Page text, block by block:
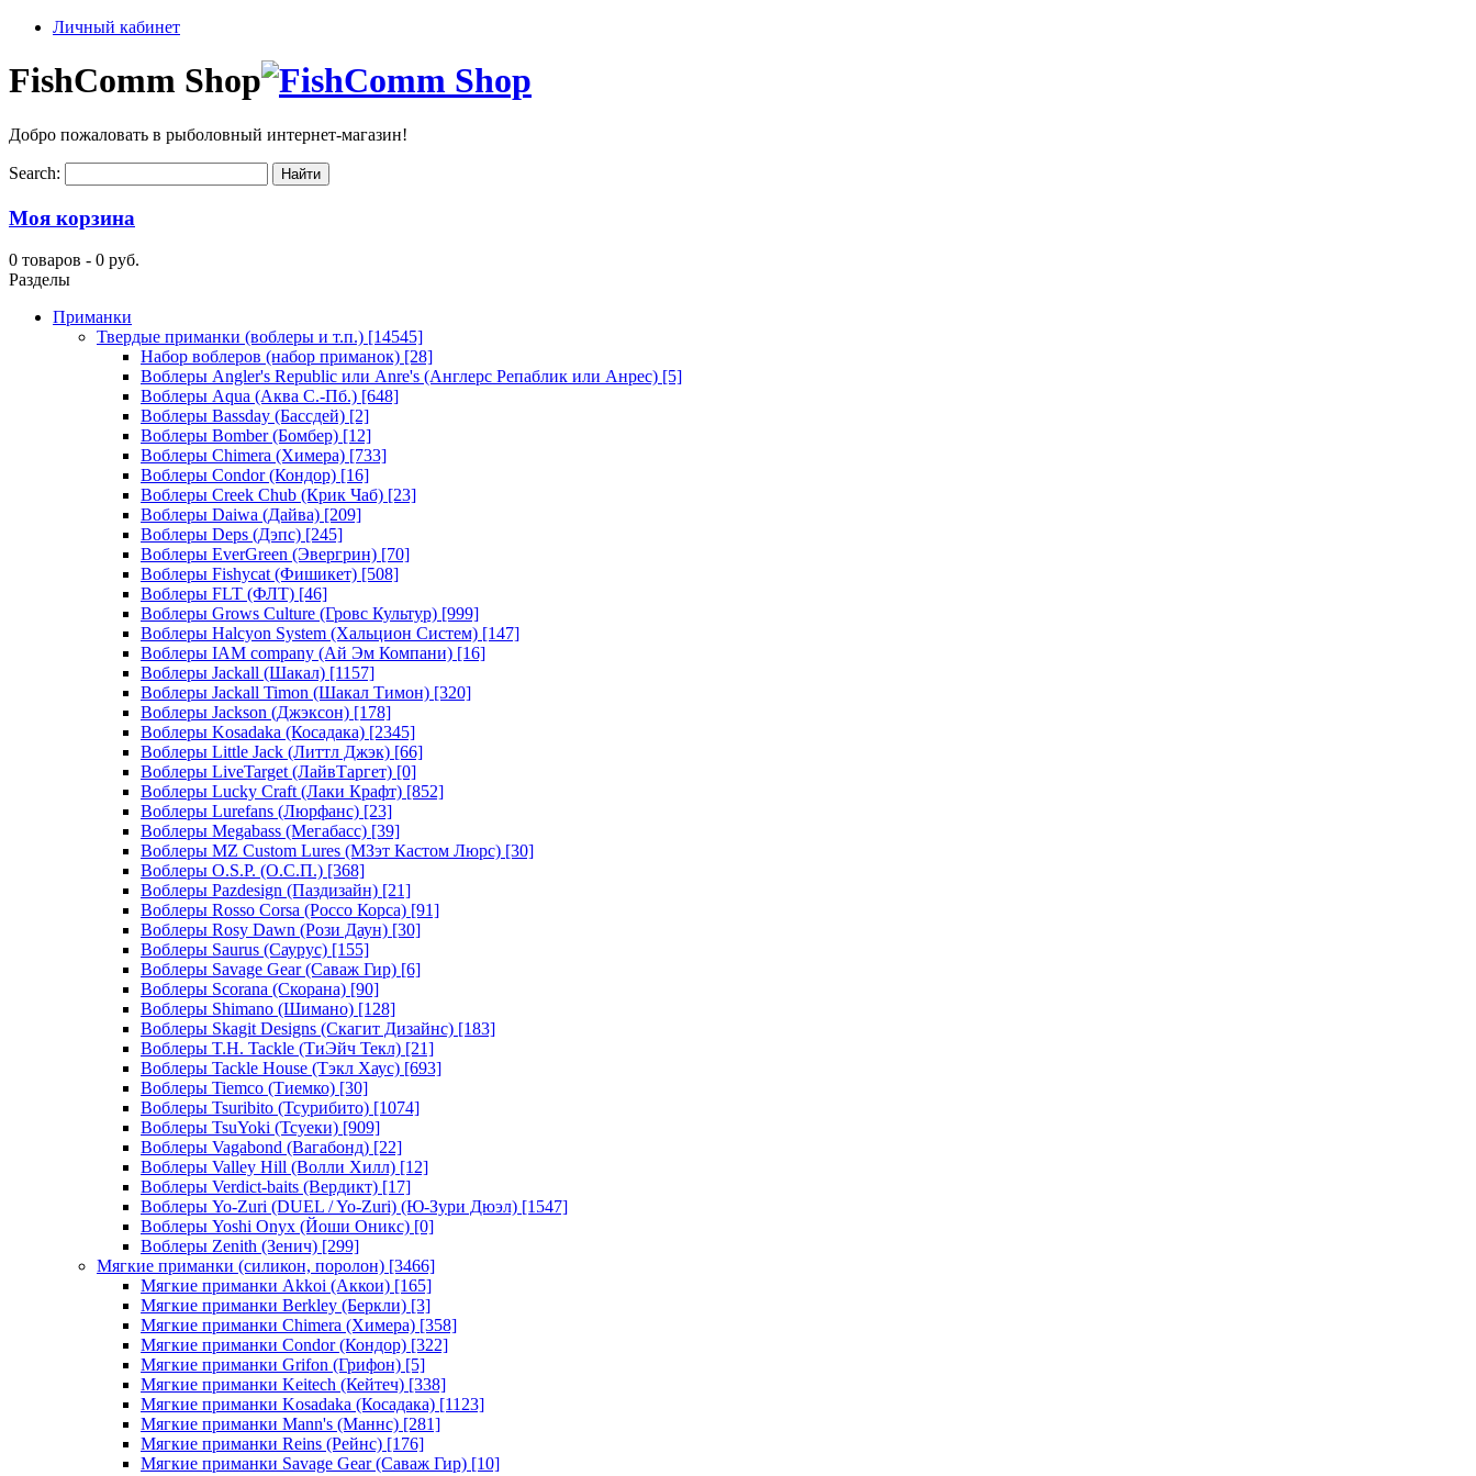
Личный кабинет
FishComm Shop
Добро пожаловать в рыболовный интернет-магазин!
Search:
Моя корзина
0 товаров - 0 руб.
Разделы
Приманки
Твердые приманки (воблеры и т.п.) [14545]
Набор воблеров (набор приманок) [28]
Воблеры Angler's Republic или Anre's (Англерс Репаблик или Анрес) [5]
Воблеры Aqua (Аква С.-Пб.) [648]
Воблеры Bassday (Бассдей) [2]
Воблеры Bomber (Бомбер) [12]
Воблеры Chimera (Химера) [733]
Воблеры Condor (Кондор) [16]
Воблеры Creek Chub (Крик Чаб) [23]
Воблеры Daiwa (Дайва) [209]
Воблеры Deps (Дэпс) [245]
Воблеры EverGreen (Эвергрин) [70]
Воблеры Fishycat (Фишикет) [508]
Воблеры FLT (ФЛТ) [46]
Воблеры Grows Culture (Гровс Культур) [999]
Воблеры Halcyon System (Хальцион Систем) [147]
Воблеры IAM company (Ай Эм Компани) [16]
Воблеры Jackall (Шакал) [1157]
Воблеры Jackall Timon (Шакал Тимон) [320]
Воблеры Jackson (Джэксон) [178]
Воблеры Kosadaka (Косадака) [2345]
Воблеры Little Jack (Литтл Джэк) [66]
Воблеры LiveTarget (ЛайвТаргет) [0]
Воблеры Lucky Craft (Лаки Крафт) [852]
Воблеры Lurefans (Люрфанс) [23]
Воблеры Megabass (Мегабасс) [39]
Воблеры MZ Custom Lures (МЗэт Кастом Люрс) [30]
Воблеры O.S.P. (О.С.П.) [368]
Воблеры Pazdesign (Паздизайн) [21]
Воблеры Rosso Corsa (Россо Корса) [91]
Воблеры Rosy Dawn (Рози Даун) [30]
Воблеры Saurus (Саурус) [155]
Воблеры Savage Gear (Саваж Гир) [6]
Воблеры Scorana (Скорана) [90]
Воблеры Shimano (Шимано) [128]
Воблеры Skagit Designs (Скагит Дизайнс) [183]
Воблеры T.H. Tackle (ТиЭйч Текл) [21]
Воблеры Tackle House (Тэкл Хаус) [693]
Воблеры Tiemco (Тиемко) [30]
Воблеры Tsuribito (Тсурибито) [1074]
Воблеры TsuYoki (Тсуеки) [909]
Воблеры Vagabond (Вагабонд) [22]
Воблеры Valley Hill (Волли Хилл) [12]
Воблеры Verdict-baits (Вердикт) [17]
Воблеры Yo-Zuri (DUEL / Yo-Zuri) (Ю-Зури Дюэл) [1547]
Воблеры Yoshi Onyx (Йоши Оникс) [0]
Воблеры Zenith (Зенич) [299]
Мягкие приманки (силикон, поролон) [3466]
Мягкие приманки Akkoi (Аккои) [165]
Мягкие приманки Berkley (Беркли) [3]
Мягкие приманки Chimera (Химера) [358]
Мягкие приманки Condor (Кондор) [322]
Мягкие приманки Grifon (Грифон) [5]
Мягкие приманки Keitech (Кейтеч) [338]
Мягкие приманки Kosadaka (Косадака) [1123]
Мягкие приманки Mann's (Маннс) [281]
Мягкие приманки Reins (Рейнс) [176]
Мягкие приманки Savage Gear (Саваж Гир) [10]